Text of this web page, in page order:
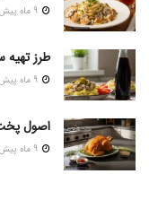
طرز تهیه
اصول